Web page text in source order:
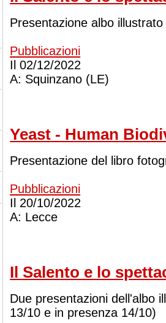
Presentazione albo
Pubblicazioni
Il 02/12/2022
A: Squinzano (LE)
Yeast - Human
Presentazione del libro
Pubblicazioni
Il 20/10/2022
A: Lecce
Il Salento e lo
Due presentazioni dell'albo
13/10 e in presenza 14/10)